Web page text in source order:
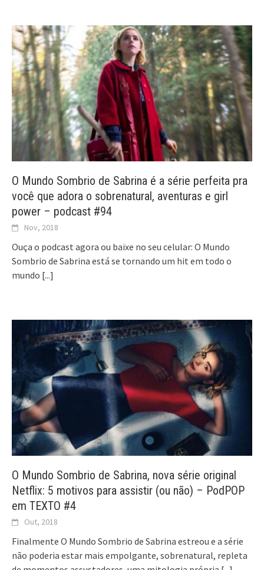
O Mundo Sombrio de Sabrina é a série perfeita pra
você que adora o sobrenatural, aventuras e girl
power – podcast #94
Nov, 2018
Ouça o podcast agora ou baixe no seu celular: O Mundo
Sombrio de Sabrina está se tornando um hit em todo o
mundo [...]
O Mundo Sombrio de Sabrina, nova série original
Netflix: 5 motivos para assistir (ou não) – PodPOP
em TEXTO #4
Out, 2018
Finalmente O Mundo Sombrio de Sabrina estreou e a série
não poderia estar mais empolgante, sobrenatural, repleta